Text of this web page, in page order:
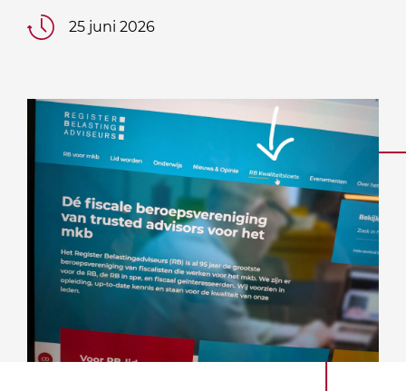
25 juni 2026